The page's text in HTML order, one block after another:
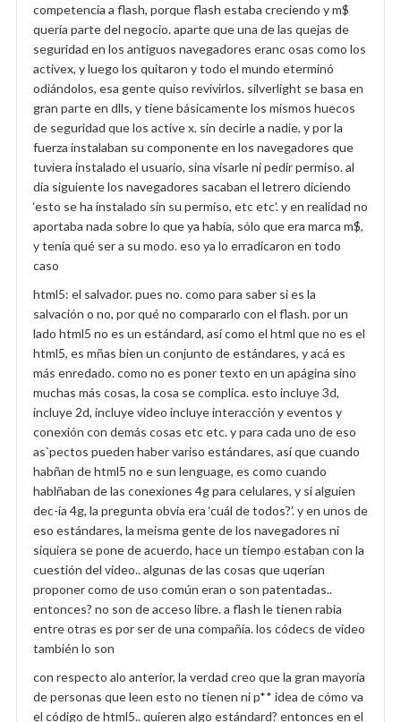
competencia a flash, porque flash estaba creciendo y m$
quería parte del negocio. aparte que una de las quejas de
seguridad en los antiguos navegadores eranc osas como los
activex, y luego los quitaron y todo el mundo eterminó
odiándolos, esa gente quiso revivirlos. silverlight se basa en
gran parte en dlls, y tiene básicamente los mismos huecos
de seguridad que los active x. sin decirle a nadie, y por la
fuerza instalaban su componente en los navegadores que
tuviera instalado el usuario, sina visarle ni pedir permiso. al
día siguiente los navegadores sacaban el letrero diciendo
‘esto se ha instalado sin su permiso, etc etc’. y en realidad no
aportaba nada sobre lo que ya había, sólo que era marca m$,
y tenía qué ser a su modo. eso ya lo erradicaron en todo
caso
html5: el salvador. pues no. como para saber si es la
salvación o no, por qué no compararlo con el flash. por un
lado html5 no es un estándard, así como el html que no es el
html5, es mñas bien un conjunto de estándares, y acá es
más enredado. como no es poner texto en un apágina sino
muchas más cosas, la cosa se complica. esto incluye 3d,
incluye 2d, incluye video incluye interacción y eventos y
conexión con demás cosas etc etc. y para cada uno de eso
as`pectos pueden haber variso estándares, así que cuando
habñan de html5 no e sun lenguage, es como cuando
hablñaban de las conexiones 4g para celulares, y si alguien
dec-ía 4g, la pregunta obvia era ‘cuál de todos?’. y en unos de
eso estándares, la meisma gente de los navegadores ni
siquiera se pone de acuerdo, hace un tiempo estaban con la
cuestión del video.. algunas de las cosas que uqerían
proponer como de uso común eran o son patentadas..
entonces? no son de acceso libre. a flash le tienen rabia
entre otras es por ser de una compañía. los códecs de video
también lo son
con respecto alo anterior, la verdad creo que la gran mayoría
de personas que leen esto no tienen ni p** idea de cómo va
el código de html5.. quieren algo estándard? entonces en el